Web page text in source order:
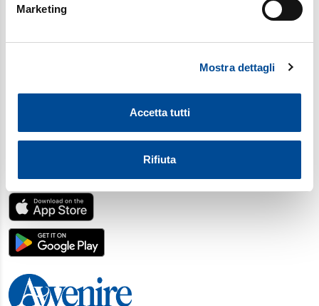
Identificare il tuo dispositivo, scansionandolo
Approfondisci come vengono elaborati i tuoi dati personali
dalla Dichiarazione sui cookie.
Utilizziamo i cookie per personalizzare contenuti ed
informazioni sul modo in cui utilizza il nostro sito con i
nostri partner, che si occupano di analisi dei dati web,
pubblicità e social media, i quali potrebbero combinarle
con altre informazioni che ha fornito loro o che hanno
raccolto dal suo utilizzo dei loro servizi. Scegliendo
“Rifiuta” saranno installati solo i cookie tecnici necessari
Marketing
Mostra dettagli
Accetta tutti
Rifiuta
SCARICA L'APP